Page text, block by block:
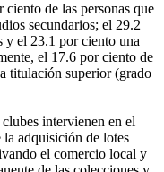
de las personas que
secundarios; el 29.2
y el 23.1 por ciento una
el 17.6 por ciento de
titulación superior (grado
intervienen en el
adquisición de lotes
el comercio local y